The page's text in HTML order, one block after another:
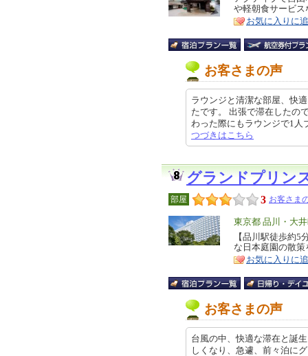
ア
徴
や軽朝食サービ
お気に入りに
お客さまの声
ラウンジと清潔な部屋、快
たです。 出張で滞在したの
わった際にもラウンジで1
つづきはこちら
グランドプリン
部屋 3 お客さま
エ
リ
ア
東京都 品川・大
特
徴
【品川駅徒歩約
な日本庭園の散
お気に入りに
お客さまの声
台風の中、快適な滞在と誕
しくなり、急遽、前々泊に